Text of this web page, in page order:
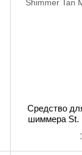
Средство
шиммера St.